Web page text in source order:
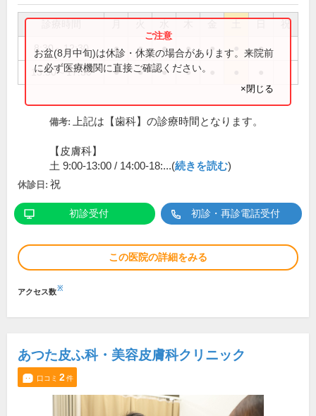
祝
8:30～12:30 ● ● ● ● ● ●
13:30～17:30 ● ● ● ●
お盆(8月中旬)は休診・休業の場合があります。来院前
に必ず医療機関に直接ご確認ください。
×閉じる
備考: 上記は【歯科】の診療時間となります。
【皮膚科】
土 9:00-13:00 / 14:00-18:...(続きを読む)
休診日: 祝
初診受付 初診・再診電話受付
この医院の詳細をみる
アクセス数※
あつた皮ふ科・美容皮膚科クリニック
口コミ 2件